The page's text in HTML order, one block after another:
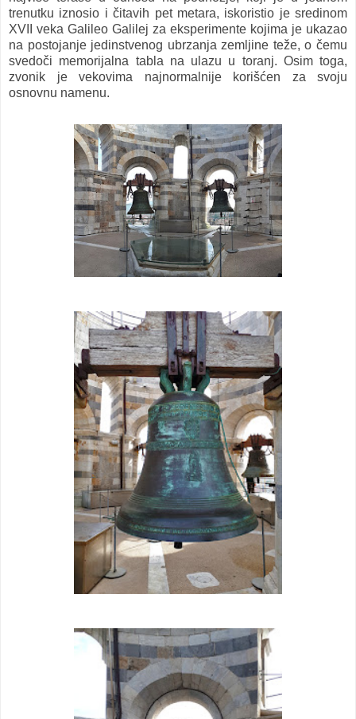
trenutku iznosio i čitavih pet metara, iskoristio je sredinom
XVII veka Galileo Galilej za eksperimente kojima je ukazao
na postojanje jedinstvenog ubrzanja zemljine teže, o čemu
svedoči memorijalna tabla na ulazu u toranj. Osim toga,
zvonik je vekovima najnormalnije korišćen za svoju
osnovnu namenu.